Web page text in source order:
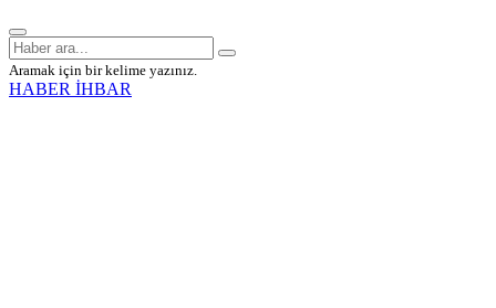
Aramak için bir kelime yazınız.
HABER İHBAR